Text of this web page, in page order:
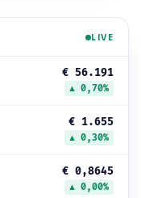
LIVE
€ 56.191
▲ 0,70%
€ 1.655
▲ 0,30%
€ 0,8645
▲ 0,00%